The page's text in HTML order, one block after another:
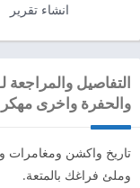
انشاء تقرير
التفاصيل
والحفرة واخرى مهكر
تاريخ واكشن ومغامرات
وملئ فراغك بالمتعة.